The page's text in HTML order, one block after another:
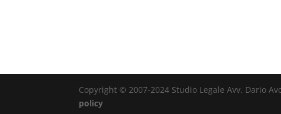
Copyright © 2007-2024 Studio Legale Avv. Dario
policy